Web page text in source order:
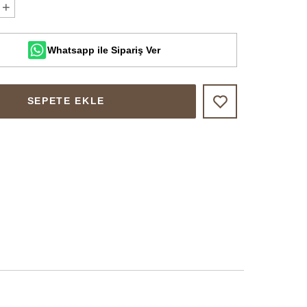
+
Whatsapp ile Sipariş Ver
SEPETE EKLE